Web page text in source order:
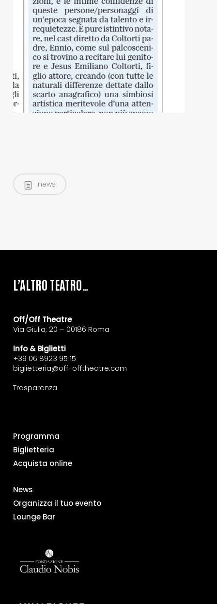
news
L’ALTRO TEATRO…
Off/Off Theatre
Via Giulia, 20 – 00186 Roma
Info & Biglietti
+39 06 8923 95 15
biglietteria@off-offtheatre.com
Trasparenza
Programma
Biglietteria
Acquista online
News
Organizza il tuo evento
Lounge Bar